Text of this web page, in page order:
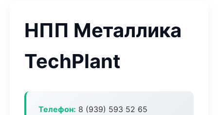
НПП Металлика
TechPlant
Телефон: 8 (939) 593 52 65